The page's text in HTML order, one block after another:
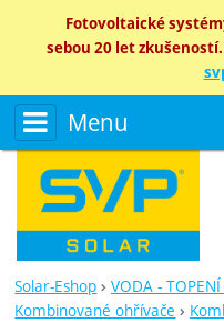
Fotovoltaické
sebou 20 let
Menu
Solar-Eshop VODA - TOPENÍ
Kombinované ohřívače